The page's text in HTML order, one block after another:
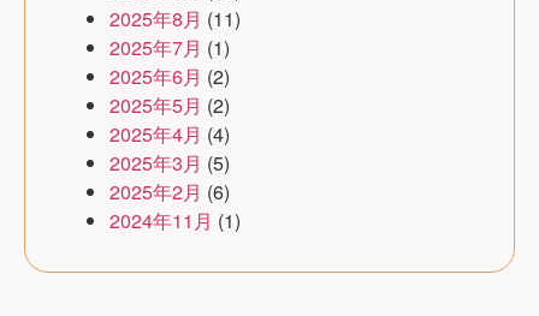
2025年8月 (11)
2025年7月 (1)
2025年6月 (2)
2025年5月 (2)
2025年4月 (4)
2025年3月 (5)
2025年2月 (6)
2024年11月 (1)